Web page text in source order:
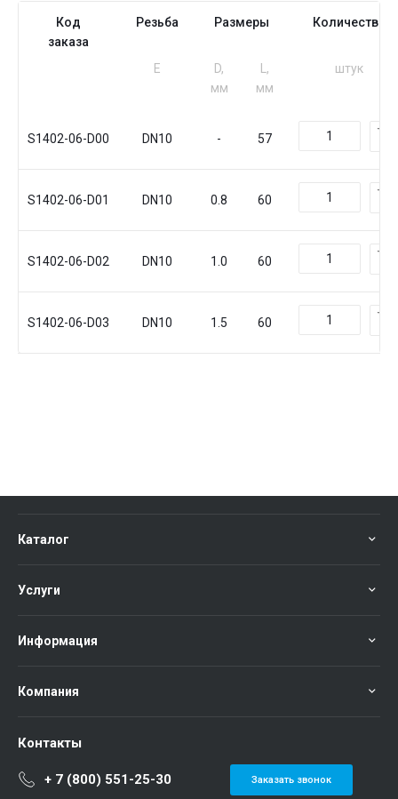
Код
заказа
Резьба Размеры Количество
Е
D,
мм
L,
мм
штук
S1402-06-D00 DN10 - 57
S1402-06-D01 DN10 0.8 60
S1402-06-D02 DN10 1.0 60
S1402-06-D03 DN10 1.5 60
Каталог
Услуги
Информация
Компания
Контакты
+ 7 (800) 551-25-30 Заказать звонок